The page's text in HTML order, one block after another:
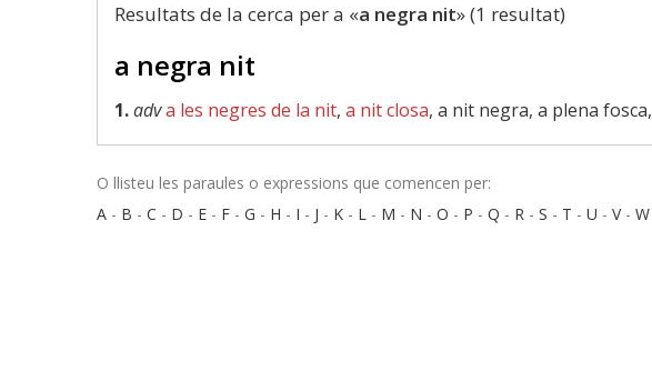
Resultats de la cerca per a «a negra nit» (1 resultat)
a negra nit
1.adva les negres de la nit, a nit closa, a nit negra, a plena fosca,
O llisteu les paraules o expressions que comencen per:
A - B - C - D - E - F - G - H - I - J - K - L - M - N - O - P - Q - R - S - T - U - V- W